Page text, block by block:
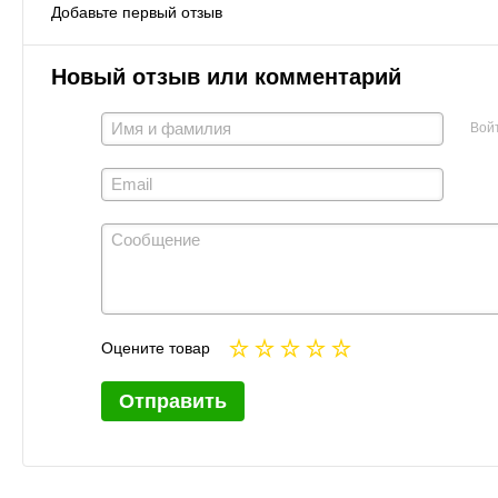
Добавьте первый отзыв
Новый отзыв или комментарий
Оцените товар
Отправить